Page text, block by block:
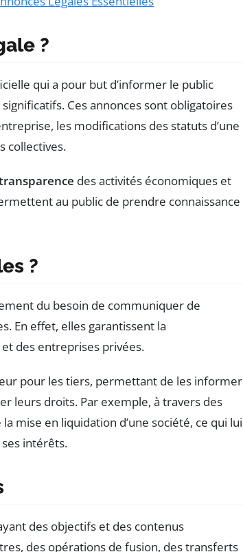
?
qui a pour but d’informer le public
Ces annonces sont obligatoires
les modifications des statuts d’une
collectives.
des activités économiques et
au public de prendre connaissance
?
du besoin de communiquer de
En effet, elles garantissent la
des entreprises privées.
pour les tiers, permettant de les informer
leurs droits. Par exemple, à travers des
mise en liquidation d’une société, ce qui lui
intérêts.
des objectifs et des contenus
des opérations de fusion, des transferts